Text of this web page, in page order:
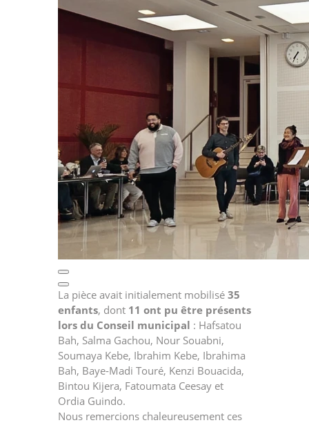
La pièce avait initialement mobilisé 35
enfants, dont 11 ont pu être présents
lors du Conseil municipal : Hafsatou
Bah, Salma Gachou, Nour Souabni,
Soumaya Kebe, Ibrahim Kebe, Ibrahima
Bah, Baye‑Madi Touré, Kenzi Bouacida,
Bintou Kijera, Fatoumata Ceesay et
Ordia Guindo.
Nous remercions chaleureusement ces